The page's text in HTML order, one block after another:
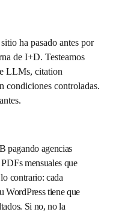
ha pasado antes por
de I+D. Testeamos
LLMs, citation
condiciones controladas.
pagando agencias
mensuales que
contrario: cada
WordPress tiene que
Si no, no la